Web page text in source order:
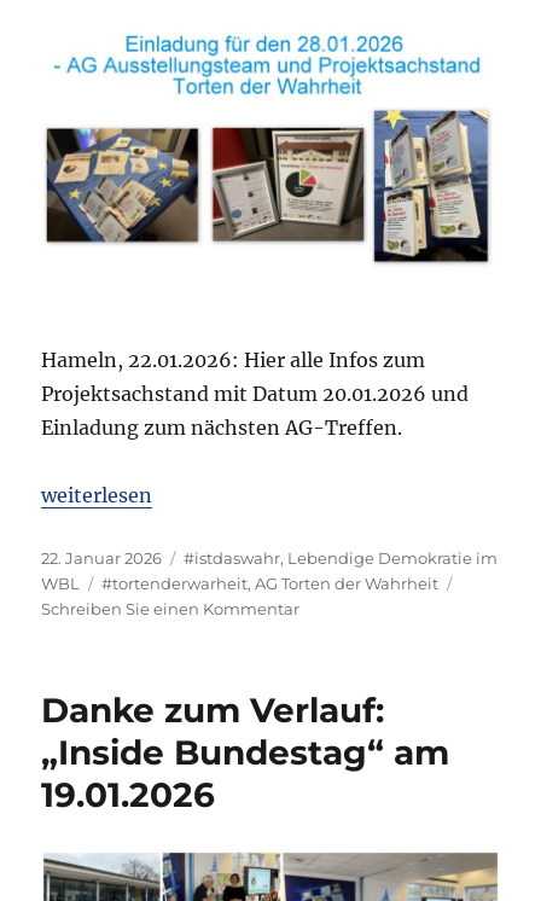
Hameln, 22.01.2026: Hier alle Infos zum
Projektsachstand mit Datum 20.01.2026 und
Einladung zum nächsten AG-Treffen.
„Einladung für den 28.01.2026 – AG
weiterlesen
Veröffentlicht
am
22. Januar 2026 Kategorien
#istdaswahr, Lebendige Demokratie im
WBL
Schlagwörter
#tortenderwarheit,AG Torten der Wahrheit
Schreiben Sie einen Kommentarzu
28.01.2026
AG
Ausstellung
Torten
Danke zum Verlauf:
„Inside Bundestag“ am
19.01.2026